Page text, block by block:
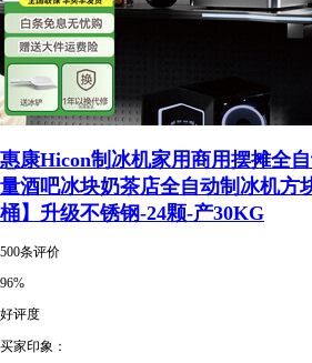
惠康Hicon制冰机家用商用摆摊全
量酒吧冰块奶茶店全自动制冰机方
桶】升级不锈钢-24颗-产30KG
500条评价
96%
好评度
买家印象：